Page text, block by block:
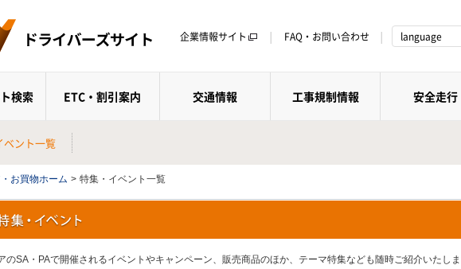
企業情報サイト FAQ・お問い合わせ language
検索 ETC・割引案内 交通情報 工事規制情報 安全走行
ベント一覧
お買物ホーム > 特集・イベント一覧
のSA・PAで開催されるイベントやキャンペーン、販売商品のほか、テーマ特集なども随時ご紹介いたしま